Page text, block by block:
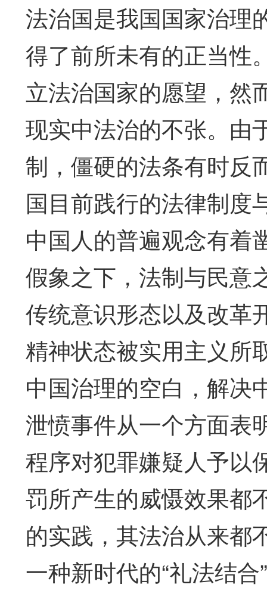
法治国是我国国家治理
得了前所未有的正当性
立法治国家的愿望，然
现实中法治的不张。由
制，僵硬的法条有时反
国目前践行的法律制度
中国人的普遍观念有着
假象之下，法制与民意
传统意识形态以及改革
精神状态被实用主义所
中国治理的空白，解决
泄愤事件从一个方面表
程序对犯罪嫌疑人予以
罚所产生的威慑效果都
的实践，其法治从来都
一种新时代的“礼法结